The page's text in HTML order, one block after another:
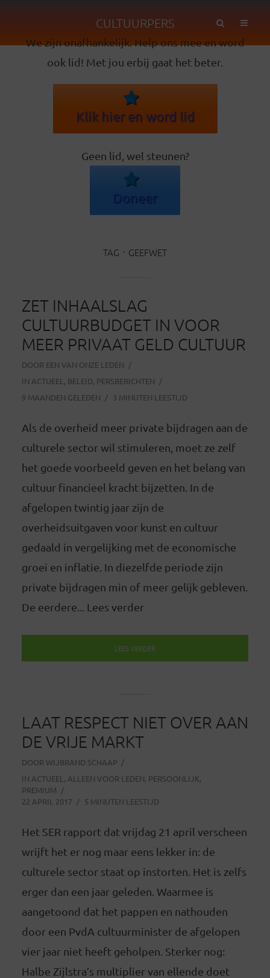
CULTUURPERS
We zijn onafhankelijk. Help ons mee en word
ook lid! Met jou erbij gaat het beter.
Klik hier en word lid
Geen lid, wel steunen?
Doneer
TAG GEEFWET
ZET INHAALSLAG
CULTUURBUDGET IN VOOR
MEER PRIVAAT GELD CULTUUR
DOOR EEN VAN ONZE LEDEN
IN ACTUEEL , BELEID, PERSBERICHTEN
9 MAANDEN GELEDEN
3 MINUTEN LEESTIJD
Als de overheid meer private bijdragen aan de
culturele sector wil stimuleren, moet ze zelf
het goede voorbeeld geven en het belang van
cultuur financieel kracht bijzetten. In de
afgelopen twintig jaar zijn de
overheidsuitgaven voor kunst en cultuur
gedaald in vergelijking met de economische
groei en inflatie. In diezelfde periode zijn
private bijdragen min of meer gelijk gebleven.
De eerdere... Lees verder
LEES VERDER
LAAT RESPECT NIET OVER AAN
DE VRIJE MARKT
DOOR WIJBRAND SCHAAP
IN ACTUEEL , ALLEEN VOOR LEDEN, PERSOONLIJK,
PREMIUM
22 APRIL 2017
5 MINUTEN LEESTIJD
Het SER rapport dat vrijdag 21 april verscheen
wrijft het er nog maar eens lekker in: de
culturele sector staat op instorten. Het is zelfs
erger dan een jaar geleden. Waarmee is
aangetoond dat het pappen en nathouden
door een PvdA cultuurminister de afgelopen
vier jaar niet heeft geholpen. Sterker nog:
Halbe Zijlstra’s multiplier van ellende doet